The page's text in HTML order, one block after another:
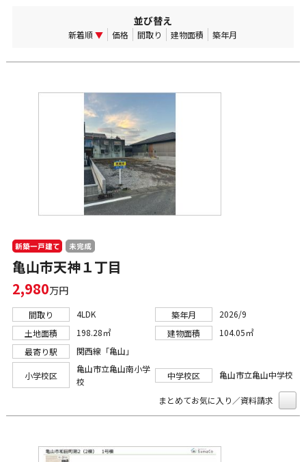
並び替え
新着順 ▼ 価格 間取り 建物面積 築年月
新築一戸建て 未完成
亀山市天神１丁目
2,980万円
間取り 4LDK 築年月
2026/9
土地面積
198.28㎡ 建物面積
104.05㎡
最寄り駅
関西線「亀山」
小学校区
亀山市立亀山南小学
校
中学校区 亀山市立亀山中学校
まとめてお気に入り／資料請求